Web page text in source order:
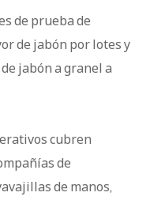
de prueba de
de jabón por lotes y
jabón a granel a
cubren
de
de manos,